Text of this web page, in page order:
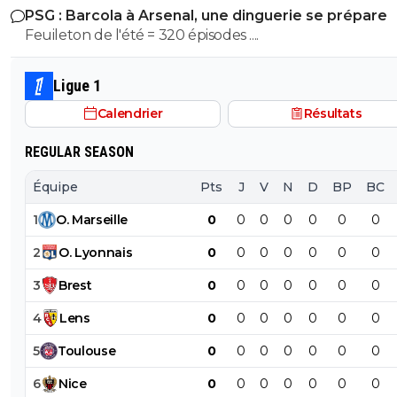
diffamer Buffon autant que tu veux; ca changera rien
que t'es totalement inculte avec ton bac - 5 mdr
à 2LDC.Tu es vraiment limité
PSG : Barcola à Arsenal, une dinguerie se prépare
Feuileton de l'été = 320 épisodes ....
Ligue 1
Calendrier Résultats
REGULAR SEASON
Équipe Pts J V N D BP BC
1 O. Marseille 0 0 0 0 0 0 0
2 O. Lyonnais 0 0 0 0 0 0 0
3 Brest 0 0 0 0 0 0 0
4 Lens 0 0 0 0 0 0 0
5 Toulouse 0 0 0 0 0 0 0
6 Nice 0 0 0 0 0 0 0